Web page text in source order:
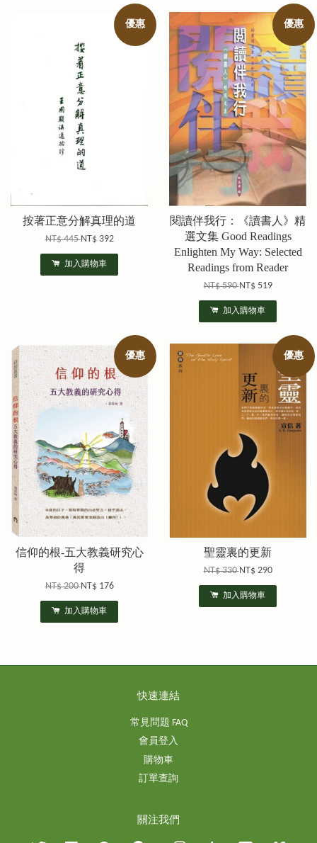
優惠
按著正意分解真理的道
NT$ 445NT$ 392
加入購物車
優惠
閱讀伴我行：《讀書人》精
選文集 Good Readings
Enlighten My Way: Selected
Readings from Reader
NT$ 590NT$ 519
加入購物車
優惠
信仰的根-五大教義研究心
得
NT$ 200NT$ 176
加入購物車
優惠
聖靈裏的更新
NT$ 330NT$ 290
加入購物車
快速連結
常見問題 FAQ
會員登入
購物車
訂單查詢
關注我們